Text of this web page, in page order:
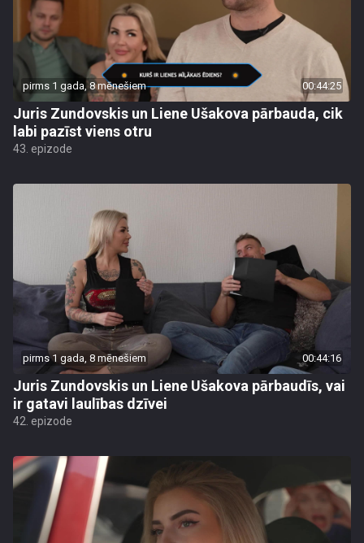
pirms 1 gada, 8 mēnešiem 00:44:25
Juris Zundovskis un Liene Ušakova pārbauda, cik
labi pazīst viens otru
43. epizode
pirms 1 gada, 8 mēnešiem 00:44:16
Juris Zundovskis un Liene Ušakova pārbaudīs, vai
ir gatavi laulības dzīvei
42. epizode